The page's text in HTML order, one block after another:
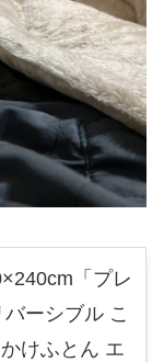
「プレ
ーシブル こ
けふとん エ